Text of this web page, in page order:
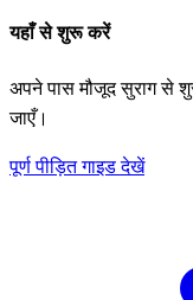
यहाँ से शुरू करें
अपने पास मौजूद सुराग से शुरू
जाएँ।
पूर्ण पीड़ित गाइड देखें